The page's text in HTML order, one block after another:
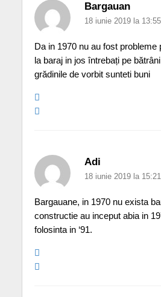
Bargauan
18 iunie 2019 la 13:55
Da in 1970 nu au fost probleme
la baraj in jos întrebați pe
grădinile de vorbit sunteti buni
Adi
18 iunie 2019 la 15:21
Bargauane, in 1970 nu exista
constructie au inceput abia in
folosinta in ‘91.